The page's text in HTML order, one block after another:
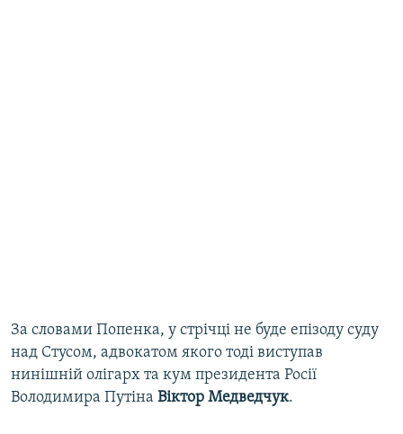
За словами Попенка, у стрічці не буде епізоду суду
над Стусом, адвокатом якого тоді виступав
нинішній олігарх та кум президента Росії
Володимира Путіна Віктор Медведчук.